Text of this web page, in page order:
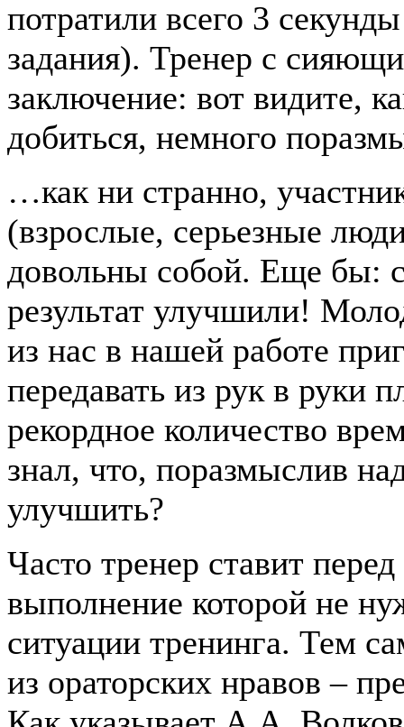
потратили всего 3
задания). Тренер с
заключение: вот видите,
добиться, немного
…как ни странно,
(взрослые, серьезные
довольны собой. Еще бы: с
результат улучшили!
из нас в нашей работе
передавать из рук в руки
рекордное количество
знал, что, поразмыслив
улучшить?
Часто тренер ставит
выполнение которой не
ситуации тренинга. Тем
из ораторских нравов –